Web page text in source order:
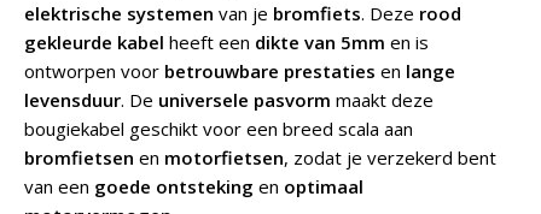
elektrische systemen van je bromfiets. Deze rood
gekleurde kabel heeft een dikte van 5mm en is
ontworpen voor betrouwbare prestaties en lange
levensduur. De universele pasvorm maakt deze
bougiekabel geschikt voor een breed scala aan
bromfietsen en motorfietsen, zodat je verzekerd bent
van een goede ontsteking en optimaal